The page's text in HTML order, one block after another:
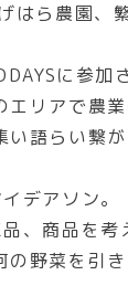
はら農園、
に参加
リアで農業
い語らい繋
デアソン。
、商品を考
野菜を引